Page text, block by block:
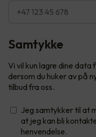
Samtykke
Vi vil kun lagre dine
dersom du huker av på
tilbud fra oss.
Jeg samtykker til at
at jeg kan bli
henvendelse.